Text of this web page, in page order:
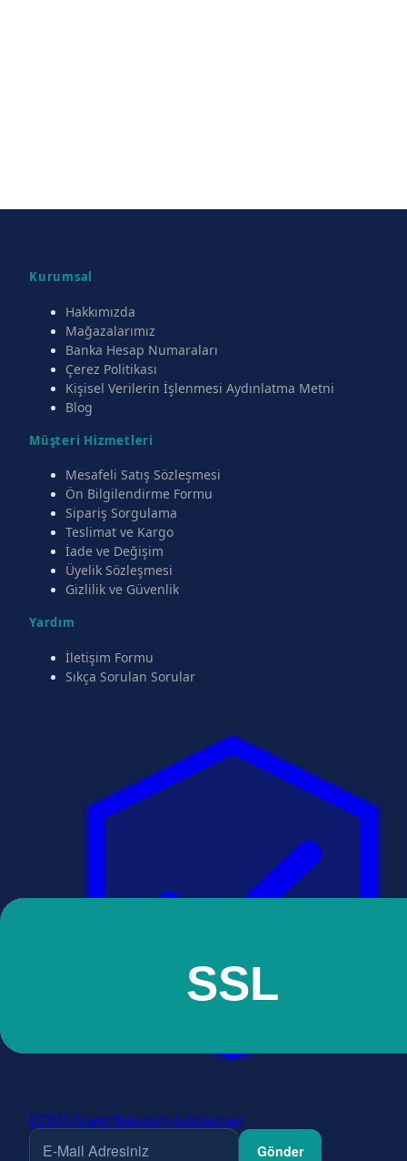
Kurumsal
Hakkımızda
Mağazalarımız
Banka Hesap Numaraları
Çerez Politikası
Kişisel Verilerin İşlenmesi Aydınlatma Metni
Blog
Müşteri Hizmetleri
Mesafeli Satış Sözleşmesi
Ön Bilgilendirme Formu
Sipariş Sorgulama
Teslimat ve Kargo
İade ve Değişim
Üyelik Sözleşmesi
Gizlilik ve Güvenlik
Yardım
İletişim Formu
Sıkça Sorulan Sorular
ETBİSTicaret Bakanlığı doğrulaması
Gönder